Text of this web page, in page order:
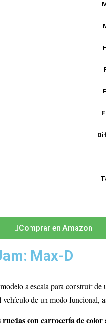
Comprar en Amazon
Max-D
a escala para construir
de un modo funcional,
con carrocería de